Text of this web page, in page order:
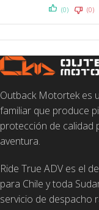
(0) (0)
Outback Motortek es
familiar que produce
protección de calidad
aventura.
Ride True ADV es el
para Chile y toda
servicio de despacho